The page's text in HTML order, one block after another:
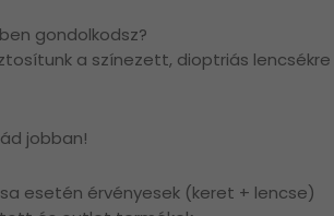
gondolkodsz?
a színezett, dioptriás
jobban!
esetén érvényesek (keret + lencse)